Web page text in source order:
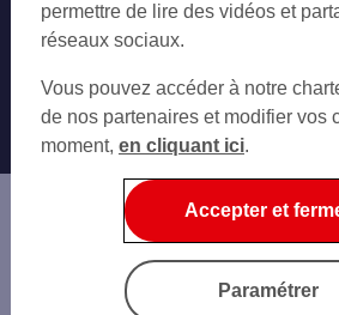
Nos engagements Nous
Autres sites SG
Professionnels
Entreprises
Associations
Banque privée
Economie Publique
Informations légales
permettre de lire des vidéos et
réseaux sociaux.
Vous pouvez accéder à notre
de nos partenaires et modifier vos
moment, en cliquant ici.
Accepter et
Paramétrer